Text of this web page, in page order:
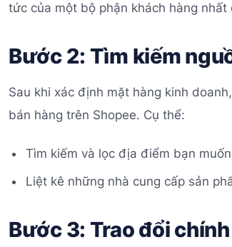
tức của một bộ phận khách hàng
Bước 2: Tìm kiếm
Sau khi xác định mặt hàng kinh
bán hàng trên Shopee. Cụ thể:
Tìm kiếm và lọc địa điểm bạn
Liệt kê những nhà cung cấp sản
Bước 3: Trao đổi